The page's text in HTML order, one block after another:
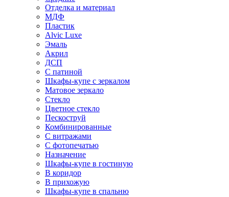
Отделка и материал
МДФ
Пластик
Alvic Luxe
Эмаль
Акрил
ДСП
С патиной
Шкафы-купе с зеркалом
Матовое зеркало
Стекло
Цветное стекло
Пескоструй
Комбинированные
С витражами
С фотопечатью
Назначение
Шкафы-купе в гостиную
В коридор
В прихожую
Шкафы-купе в спальню